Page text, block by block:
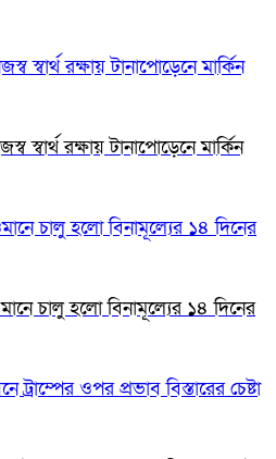
স্বার্থ রক্ষায় টানাপোড়েনে মার্কিন
চালু হলো বিনামূল্যের ১৪ দিনের